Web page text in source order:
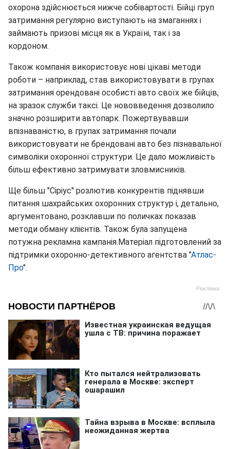
охорона здійснюється нижче собівартості. Бійці груп
затримання регулярно виступають на змаганнях і
займають призові місця як в Україні, так і за
кордоном.
Також компанія використовує нові цікаві методи
роботи – наприклад, став використовувати в групах
затримання орендовані особисті авто своїх же бійців,
на зразок служби таксі. Це нововведення дозволило
значно розширити автопарк. Пожертвувавши
впізнаваністю, в групах затримання почали
використовувати не брендовані авто без пізнавальної
символіки охоронної структури. Це дало можливість
більш ефективно затримувати зловмисників.
Ще більш "Сіріус" розлютив конкурентів піднявши
питання шахрайських охоронних структур і, детально,
аргументовано, розклавши по поличках показав
методи обману клієнтів. Також була запущена
потужна рекламна кампанія.Матеріал підготовлений за
підтримки охоронно-детективного агентства "Атлас-
Про".